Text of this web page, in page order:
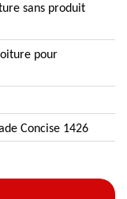
sans produit
pour
Concise 1426